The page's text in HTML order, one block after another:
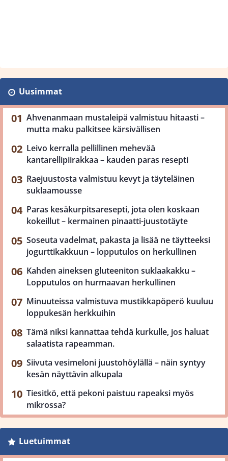
Uusimmat
Ahvenanmaan mustaleipä valmistuu hitaasti –
mutta maku palkitsee kärsivällisen
Leivo kerralla pellillinen mehevää
kantarellipiirakkaa – kauden paras resepti
Raejuustosta valmistuu kevyt ja täyteläinen
suklaamousse
Paras kesäkurpitsaresepti, jota olen koskaan
kokeillut – kermainen pinaatti-juustotäyte
Soseuta vadelmat, pakasta ja lisää ne täytteeksi
jogurttikakkuun – lopputulos on herkullinen
Kahden aineksen gluteeniton suklaakakku –
Lopputulos on hurmaavan herkullinen
Minuuteissa valmistuva mustikkapöperö kuuluu
loppukesän herkkuihin
Tämä niksi kannattaa tehdä kurkulle, jos haluat
salaatista rapeamman.
Siivuta vesimeloni juustohöylällä – näin syntyy
kesän näyttävin alkupala
Tiesitkö, että pekoni paistuu rapeaksi myös
mikrossa?
Luetuimmat